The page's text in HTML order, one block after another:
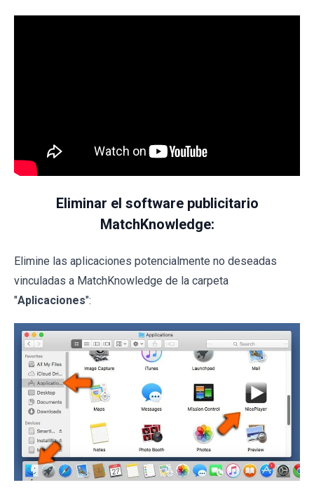
Eliminar el software publicitario
MatchKnowledge:
Elimine las aplicaciones potencialmente no deseadas
vinculadas a MatchKnowledge de la carpeta
"Aplicaciones":